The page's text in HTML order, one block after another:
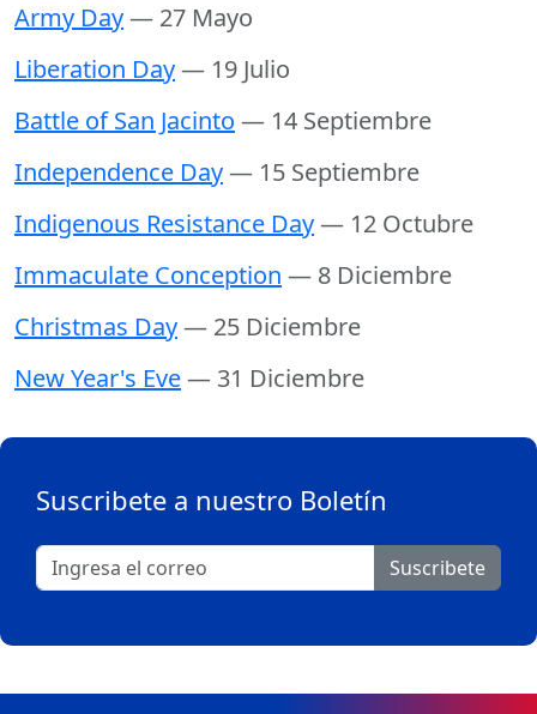
Army Day— 27 Mayo
Liberation Day— 19 Julio
Battle of San Jacinto — 14 Septiembre
Independence Day— 15 Septiembre
Indigenous Resistance Day— 12 Octubre
Immaculate Conception — 8 Diciembre
Christmas Day— 25 Diciembre
New Year's Eve— 31 Diciembre
Suscribete a nuestro Boletín
Suscribete